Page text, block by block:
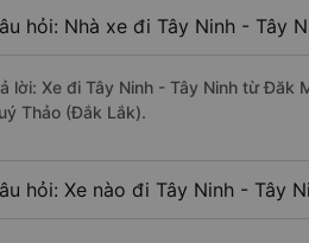
hỏi: Nhà xe đi Tây Ninh - Tây
lời: Xe đi Tây Ninh - Tây Ninh từ
Thảo (Đắk Lắk).
hỏi: Xe nào đi Tây Ninh - Tây